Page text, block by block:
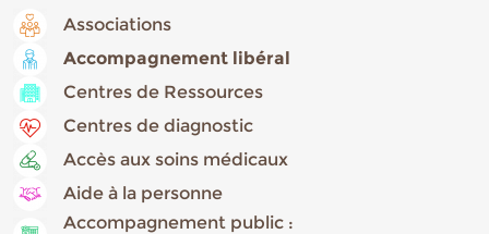
Associations
Accompagnement libéral
Centres de Ressources
Centres de diagnostic
Accès aux soins médicaux
Aide à la personne
Accompagnement public :